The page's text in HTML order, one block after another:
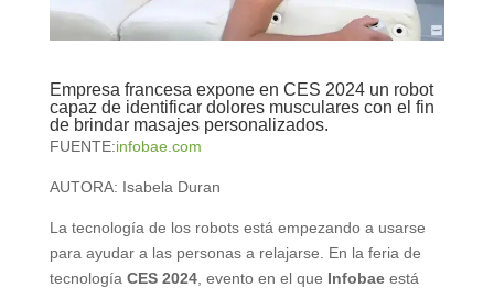
Empresa francesa expone en CES 2024 un robot
capaz de identificar dolores musculares con el fin
de brindar masajes personalizados.
FUENTE:infobae.com
AUTORA: Isabela Duran
La tecnología de los robots está empezando a usarse
para ayudar a las personas a relajarse. En la feria de
tecnología CES 2024, evento en el que Infobae está